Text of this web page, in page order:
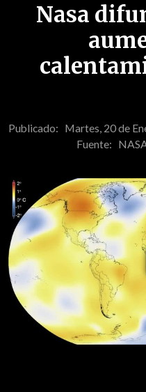
Nasa
Publicado: Martes, 20 de
Fuente: